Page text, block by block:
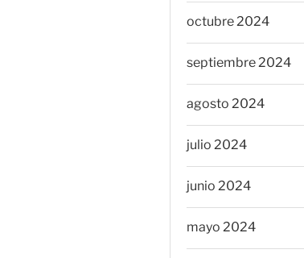
octubre 2024
septiembre 2024
agosto 2024
julio 2024
junio 2024
mayo 2024